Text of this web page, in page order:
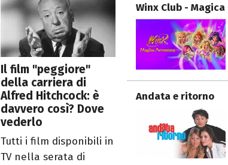
Il film "peggiore"
della carriera di
Alfred Hitchcock: è
davvero così? Dove
vederlo
Tutti i film disponibili in
TV nella serata di
Winx Club -
Andata e ritorno